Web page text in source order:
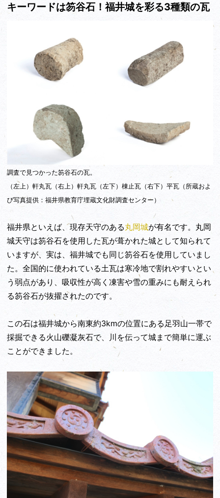
キーワードは笏谷石！福井城を彩る3種類の瓦
調査で見つかった笏谷石の瓦。
（左上）軒丸瓦（右上）軒丸瓦（左下）棟止瓦（右下）平瓦（所蔵およ
び写真提供：福井県教育庁埋蔵文化財調査センター）
福井県といえば、現存天守のある丸岡城が有名です。丸岡
城天守は笏谷石を使用した瓦が葺かれた城として知られて
いますが、実は、福井城でも同じ笏谷石を使用していまし
た。全国的に使われている土瓦は寒冷地で割れやすいとい
う弱点があり、吸収性が高く凍害や雪の重みにも耐えられ
る笏谷石が抜擢されたのです。
この石は福井城から南東約3kmの位置にある足羽山一帯で
採掘できる火山礫凝灰石で、川を伝って城まで簡単に運ぶ
ことができました。